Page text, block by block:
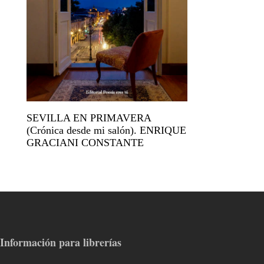
SEVILLA EN PRIMAVERA
(Crónica desde mi salón). ENRIQUE
GRACIANI CONSTANTE
Información para librerías